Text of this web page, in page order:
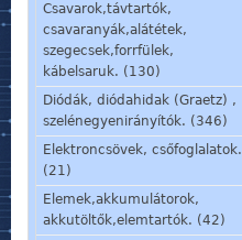
Csavarok,távtartók,
csavaranyák,alátétek,
szegecsek,forrfülek,
kábelsaruk. (130)
Diódák, diódahidak (Graetz) ,
szelénegyenirányítók. (346)
Elektroncsövek, csőfoglalatok.
(21)
Elemek,akkumulátorok,
akkutöltők,elemtartók. (42)